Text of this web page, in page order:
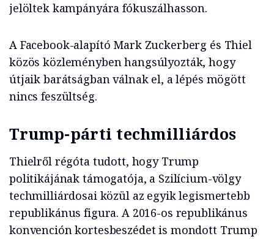
jelöltek kampányára fókuszálhasson.
A Facebook-alapító Mark Zuckerberg és Thiel
közös közleményben hangsúlyozták, hogy
útjaik barátságban válnak el, a lépés mögött
nincs feszültség.
Trump-párti techmilliárdos
Thielről régóta tudott, hogy Trump
politikájának támogatója, a Szilícium-völgy
techmilliárdosai közül az egyik legismertebb
republikánus figura. A 2016-os republikánus
konvención kortesbeszédet is mondott Trump